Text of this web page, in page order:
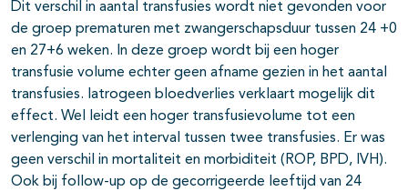
Dit verschil in aantal transfusies wordt niet gevonden voor
de groep prematuren met zwangerschapsduur tussen 24 +0
en 27+6 weken. In deze groep wordt bij een hoger
transfusie volume echter geen afname gezien in het aantal
transfusies. Iatrogeen bloedverlies verklaart mogelijk dit
effect. Wel leidt een hoger transfusievolume tot een
verlenging van het interval tussen twee transfusies. Er was
geen verschil in mortaliteit en morbiditeit (ROP, BPD, IVH).
Ook bij follow-up op de gecorrigeerde leeftijd van 24